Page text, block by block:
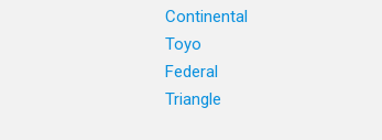
Continental
Toyo
Federal
Triangle